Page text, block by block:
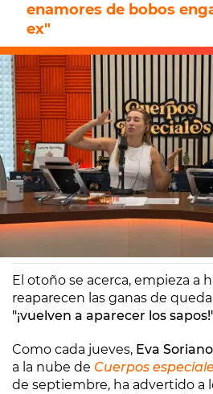
enamores de bobos
ex"
Europa FM
El otoño se acerca, empieza a
reaparecen las ganas de
"¡vuelven a aparecer los
Como cada jueves, Eva Soriano
a la nube de Cuerpos
de septiembre, ha advertido a